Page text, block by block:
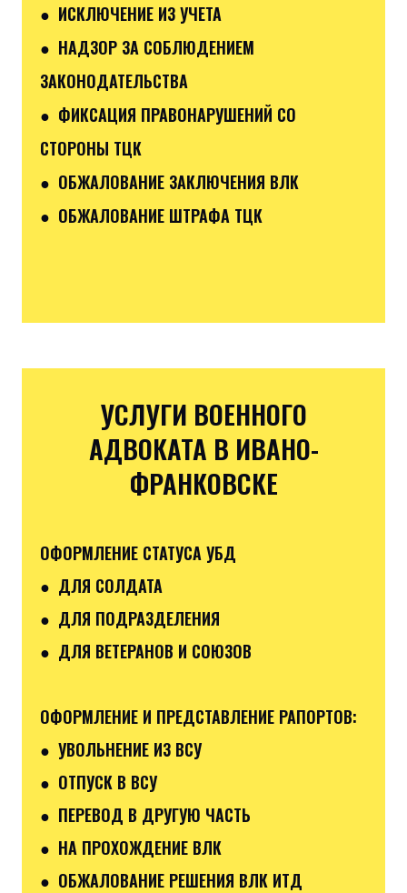
● ИСКЛЮЧЕНИЕ ИЗ УЧЕТА
● НАДЗОР ЗА СОБЛЮДЕНИЕМ
ЗАКОНОДАТЕЛЬСТВА
● ФИКСАЦИЯ ПРАВОНАРУШЕНИЙ СО
СТОРОНЫ ТЦК
● ОБЖАЛОВАНИЕ ЗАКЛЮЧЕНИЯ ВЛК
● ОБЖАЛОВАНИЕ ШТРАФА ТЦК
УСЛУГИ ВОЕННОГО
АДВОКАТА В ИВАНО-
ФРАНКОВСКЕ
ОФОРМЛЕНИЕ СТАТУСА УБД
● ДЛЯ СОЛДАТА
● ДЛЯ ПОДРАЗДЕЛЕНИЯ
● ДЛЯ ВЕТЕРАНОВ И СОЮЗОВ
ОФОРМЛЕНИЕ И ПРЕДСТАВЛЕНИЕ РАПОРТОВ:
● УВОЛЬНЕНИЕ ИЗ ВСУ
● ОТПУСК В ВСУ
● ПЕРЕВОД В ДРУГУЮ ЧАСТЬ
● НА ПРОХОЖДЕНИЕ ВЛК
● ОБЖАЛОВАНИЕ РЕШЕНИЯ ВЛК ИТД